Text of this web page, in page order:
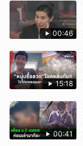
00:46
15:18
00:41